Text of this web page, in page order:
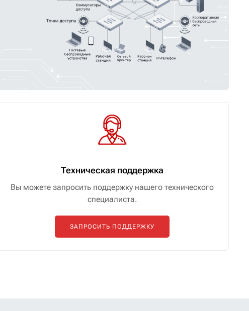
Техническая поддержка
Вы можете запросить поддержку нашего технического
специалиста.
ЗАПРОСИТЬ ПОДДЕРЖКУ